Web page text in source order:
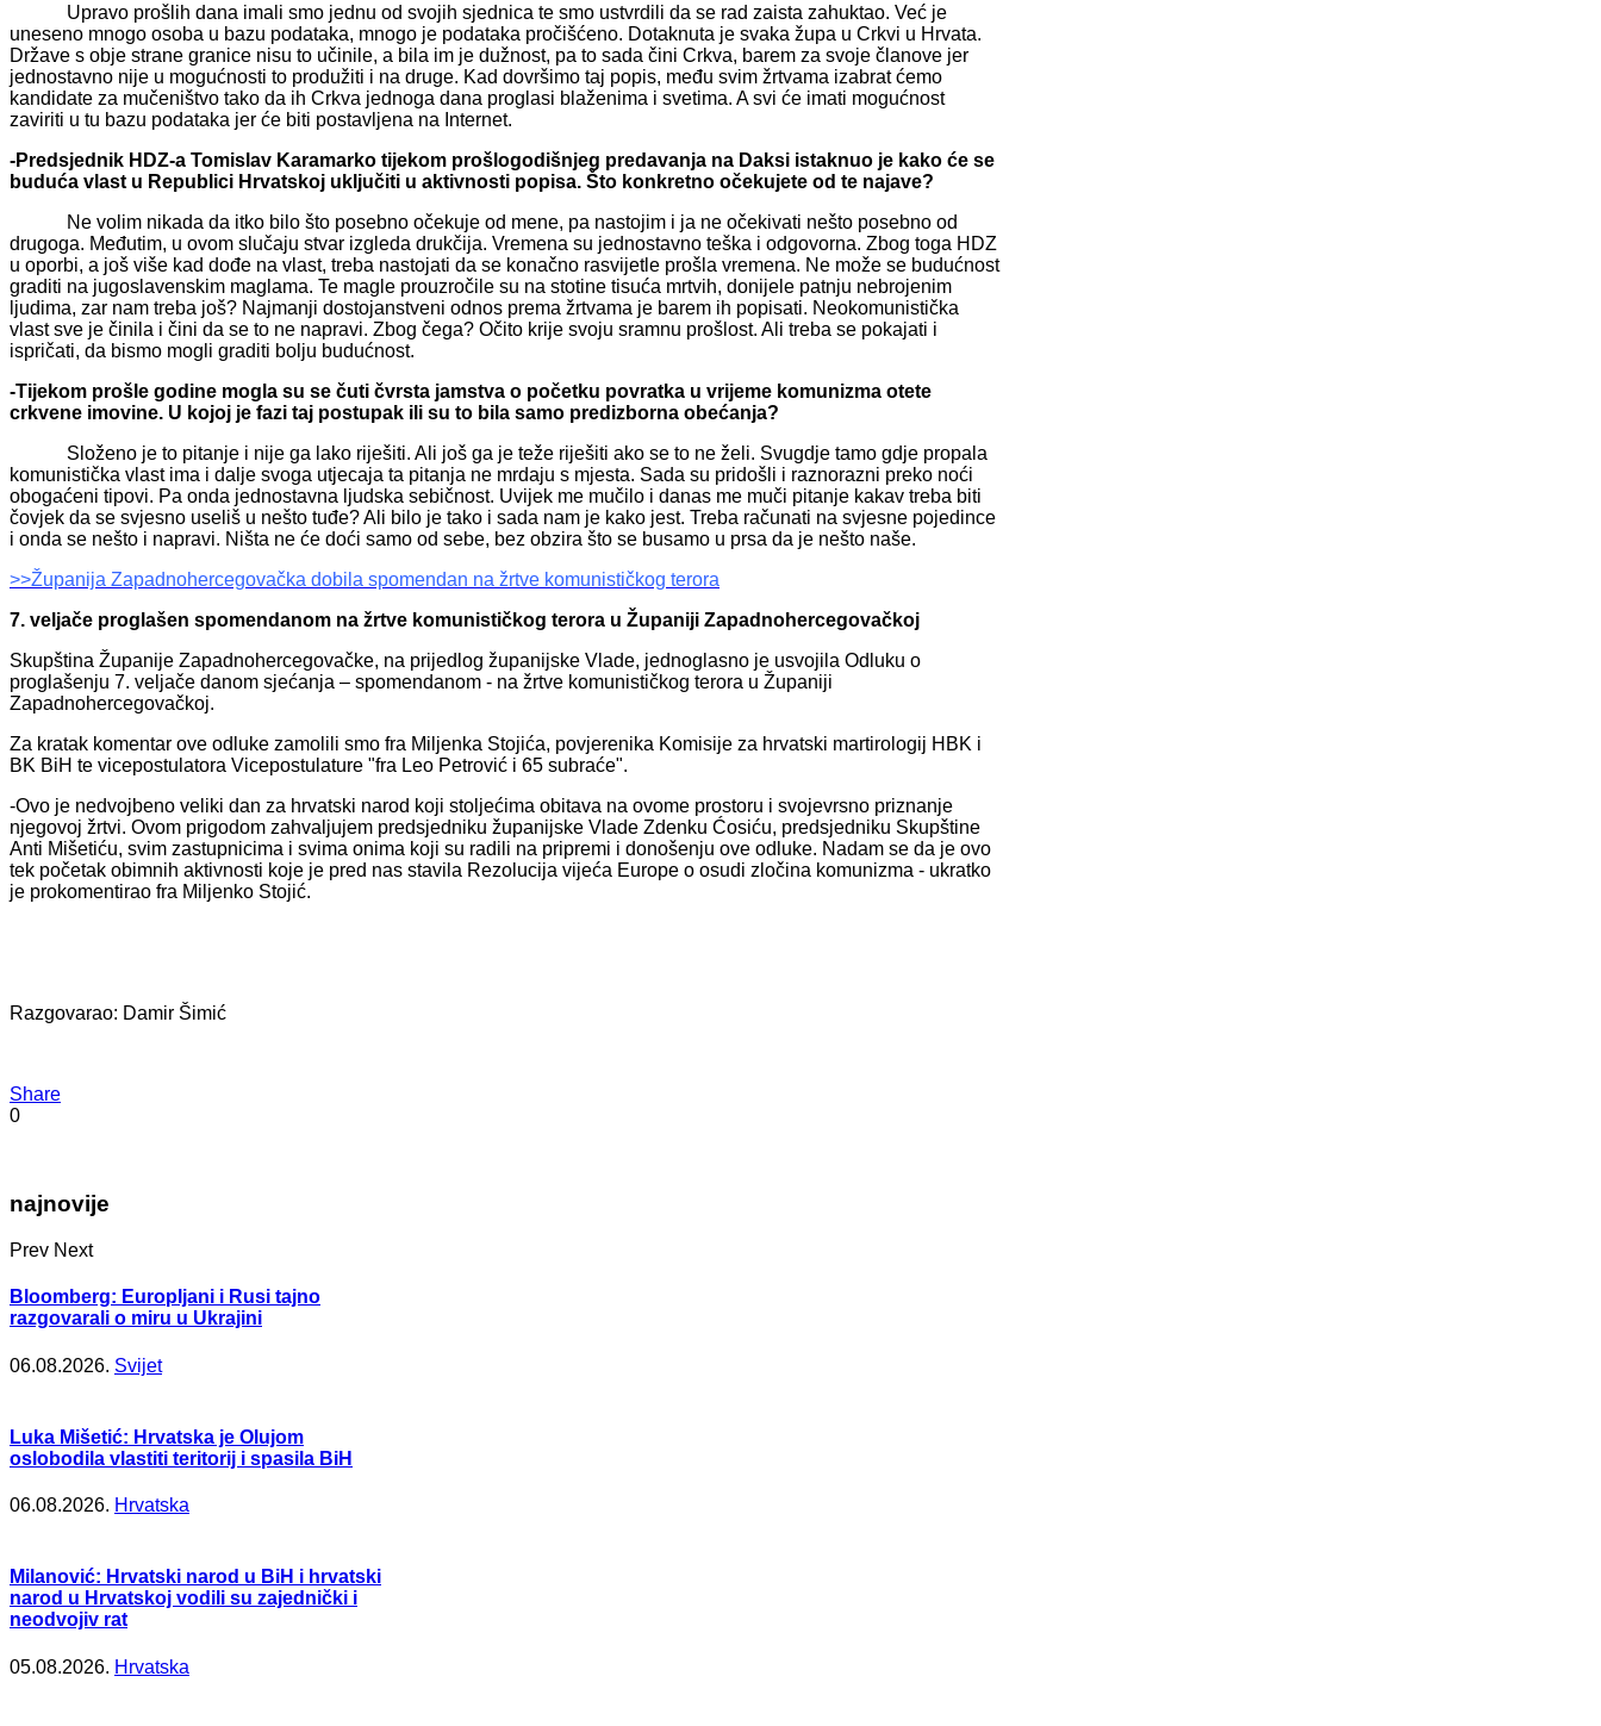
Upravo prošlih dana imali smo jednu od svojih sjednica te smo ustvrdili da se rad zaista zahuktao. Već je
uneseno mnogo osoba u bazu podataka, mnogo je podataka pročišćeno. Dotaknuta je svaka župa u Crkvi u Hrvata.
Države s obje strane granice nisu to učinile, a bila im je dužnost, pa to sada čini Crkva, barem za svoje članove jer
jednostavno nije u mogućnosti to produžiti i na druge. Kad dovršimo taj popis, među svim žrtvama izabrat ćemo
kandidate za mučeništvo tako da ih Crkva jednoga dana proglasi blaženima i svetima. A svi će imati mogućnost
zaviriti u tu bazu podataka jer će biti postavljena na Internet.
-Predsjednik HDZ-a Tomislav Karamarko tijekom prošlogodišnjeg predavanja na Daksi istaknuo je kako će se
buduća vlast u Republici Hrvatskoj uključiti u aktivnosti popisa. Što konkretno očekujete od te najave?
Ne volim nikada da itko bilo što posebno očekuje od mene, pa nastojim i ja ne očekivati nešto posebno od
drugoga. Međutim, u ovom slučaju stvar izgleda drukčija. Vremena su jednostavno teška i odgovorna. Zbog toga HDZ
u oporbi, a još više kad dođe na vlast, treba nastojati da se konačno rasvijetle prošla vremena. Ne može se budućnost
graditi na jugoslavenskim maglama. Te magle prouzročile su na stotine tisuća mrtvih, donijele patnju nebrojenim
ljudima, zar nam treba još? Najmanji dostojanstveni odnos prema žrtvama je barem ih popisati. Neokomunistička
vlast sve je činila i čini da se to ne napravi. Zbog čega? Očito krije svoju sramnu prošlost. Ali treba se pokajati i
ispričati, da bismo mogli graditi bolju budućnost.
-Tijekom prošle godine mogla su se čuti čvrsta jamstva o početku povratka u vrijeme komunizma otete
crkvene imovine. U kojoj je fazi taj postupak ili su to bila samo predizborna obećanja?
Složeno je to pitanje i nije ga lako riješiti. Ali još ga je teže riješiti ako se to ne želi. Svugdje tamo gdje propala
komunistička vlast ima i dalje svoga utjecaja ta pitanja ne mrdaju s mjesta. Sada su pridošli i raznorazni preko noći
obogaćeni tipovi. Pa onda jednostavna ljudska sebičnost. Uvijek me mučilo i danas me muči pitanje kakav treba biti
čovjek da se svjesno useliš u nešto tuđe? Ali bilo je tako i sada nam je kako jest. Treba računati na svjesne pojedince
i onda se nešto i napravi. Ništa ne će doći samo od sebe, bez obzira što se busamo u prsa da je nešto naše.
>>Županija Zapadnohercegovačka dobila spomendan na žrtve komunističkog terora
7. veljače proglašen spomendanom na žrtve komunističkog terora u Županiji Zapadnohercegovačkoj
Skupština Županije Zapadnohercegovačke, na prijedlog županijske Vlade, jednoglasno je usvojila Odluku o
proglašenju 7. veljače danom sjećanja – spomendanom - na žrtve komunističkog terora u Županiji
Zapadnohercegovačkoj.
Za kratak komentar ove odluke zamolili smo fra Miljenka Stojića, povjerenika Komisije za hrvatski martirologij HBK i
BK BiH te vicepostulatora Vicepostulature "fra Leo Petrović i 65 subraće".
-Ovo je nedvojbeno veliki dan za hrvatski narod koji stoljećima obitava na ovome prostoru i svojevrsno priznanje
njegovoj žrtvi. Ovom prigodom zahvaljujem predsjedniku županijske Vlade Zdenku Ćosiću, predsjedniku Skupštine
Anti Mišetiću, svim zastupnicima i svima onima koji su radili na pripremi i donošenju ove odluke. Nadam se da je ovo
tek početak obimnih aktivnosti koje je pred nas stavila Rezolucija vijeća Europe o osudi zločina komunizma - ukratko
je prokomentirao fra Miljenko Stojić.
Razgovarao: Damir Šimić
Share
0
najnovije
Prev Next
Bloomberg: Europljani i Rusi tajno
razgovarali o miru u Ukrajini
06.08.2026. Svijet
Luka Mišetić: Hrvatska je Olujom
oslobodila vlastiti teritorij i spasila BiH
06.08.2026. Hrvatska
Milanović: Hrvatski narod u BiH i hrvatski
narod u Hrvatskoj vodili su zajednički i
neodvojiv rat
05.08.2026. Hrvatska